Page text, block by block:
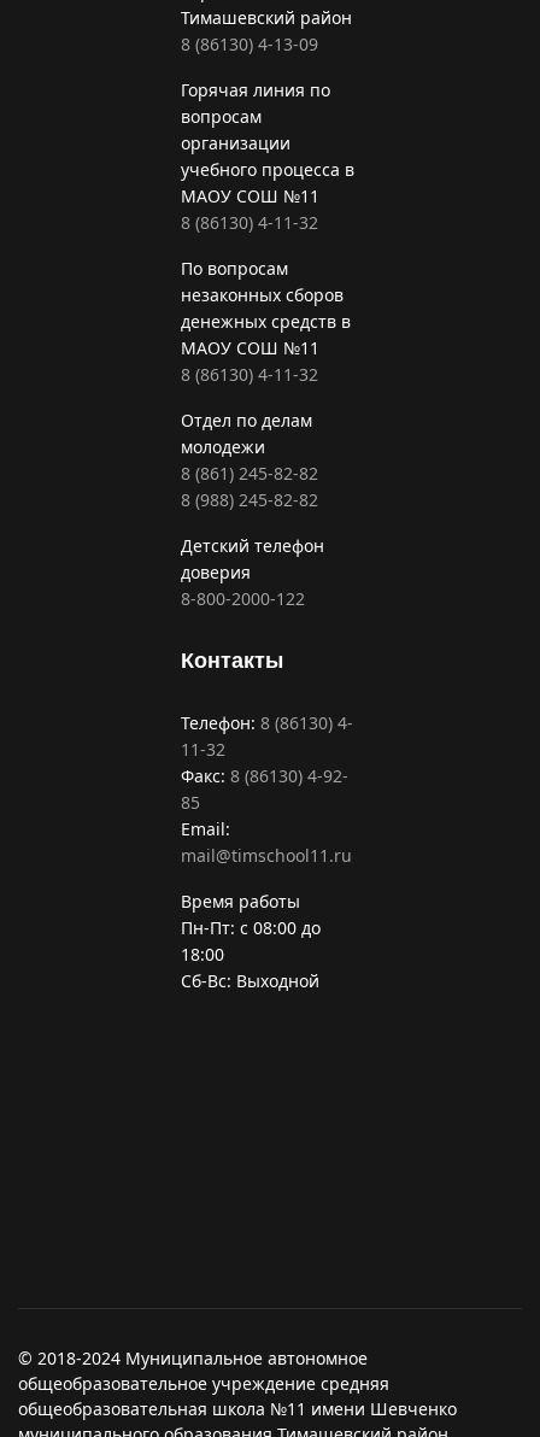
Тимашевский район
8 (86130) 4-13-09
Горячая линия по
вопросам
организации
учебного процесса в
МАОУ СОШ №11
8 (86130) 4-11-32
По вопросам
незаконных сборов
денежных средств в
МАОУ СОШ №11
8 (86130) 4-11-32
Отдел по делам
молодежи
8 (861) 245-82-82
8 (988) 245-82-82
Детский телефон
доверия
8-800-2000-122
Контакты
Телефон: 8 (86130) 4-
11-32
Факс: 8 (86130) 4-92-
85
Email:
mail@timschool11.ru
Время работы
Пн-Пт: с 08:00 до
18:00
Сб-Вс: Выходной
© 2018-2024 Муниципальное автономное
общеобразовательное учреждение средняя
общеобразовательная школа №11 имени Шевченко